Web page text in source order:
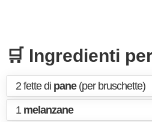
🛒 Ingredienti
2 fette di pane(per bruschette)
1 melanzane